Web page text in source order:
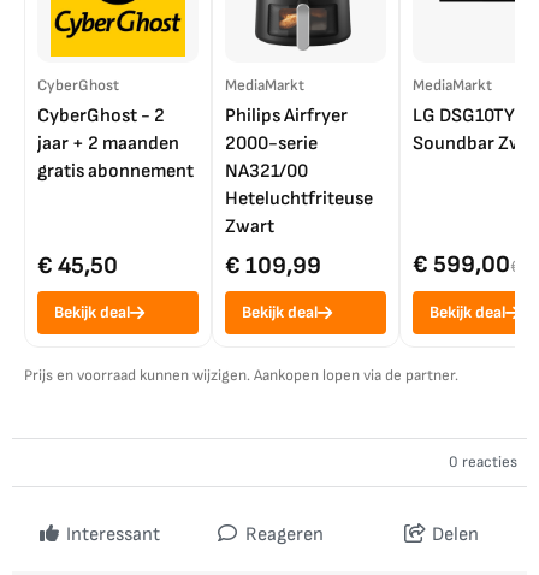
CyberGhost
CyberGhost - 2
jaar + 2 maanden
gratis abonnement
€ 45,50
Bekijk deal
MediaMarkt
Philips Airfryer
2000-serie
NA321/00
Heteluchtfriteuse
Zwart
€ 109,99
Bekijk deal
MediaMarkt
LG DSG10TY
Soundbar
€ 599,00€
Bekijk deal
Prijs en voorraad kunnen wijzigen. Aankopen lopen via de partner.
0 reacties
Interessant Reageren Delen